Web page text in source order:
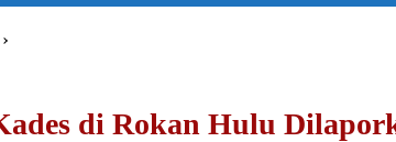
di Rokan Hulu